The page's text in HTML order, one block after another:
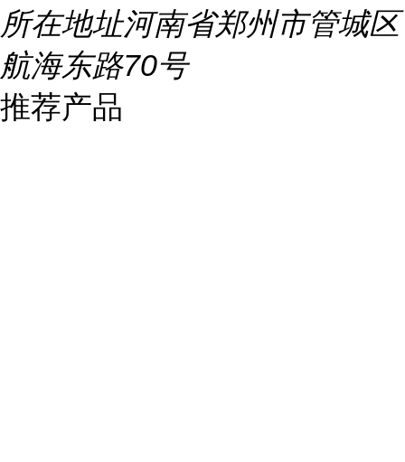
所在地址河南省郑州市管城区
航海东路70号
推荐产品